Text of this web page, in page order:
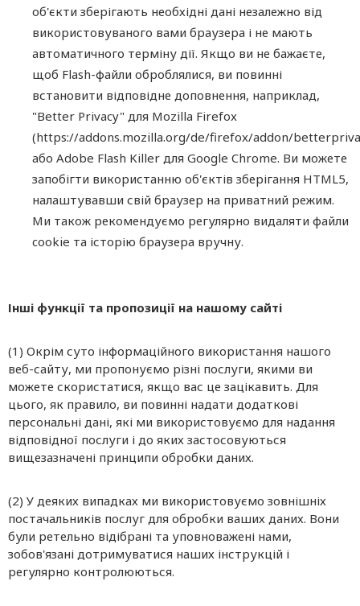
об'єкти зберігають необхідні дані незалежно від
використовуваного вами браузера і не мають
автоматичного терміну дії. Якщо ви не бажаєте,
щоб Flash-файли оброблялися, ви повинні
встановити відповідне доповнення, наприклад,
"Better Privacy" для Mozilla Firefox
(https://addons.mozilla.org/de/firefox/addon/
або Adobe Flash Killer для Google Chrome. Ви можете
запобігти використанню об'єктів зберігання HTML5,
налаштувавши свій браузер на приватний режим.
Ми також рекомендуємо регулярно видаляти файли
cookie та історію браузера вручну.
Інші функції та пропозиції на нашому сайті
(1) Окрім суто інформаційного використання нашого
веб-сайту, ми пропонуємо різні послуги, якими ви
можете скористатися, якщо вас це зацікавить. Для
цього, як правило, ви повинні надати додаткові
персональні дані, які ми використовуємо для надання
відповідної послуги і до яких застосовуються
вищезазначені принципи обробки даних.
(2) У деяких випадках ми використовуємо зовнішніх
постачальників послуг для обробки ваших даних. Вони
були ретельно відібрані та уповноважені нами,
зобов'язані дотримуватися наших інструкцій і
регулярно контролюються.